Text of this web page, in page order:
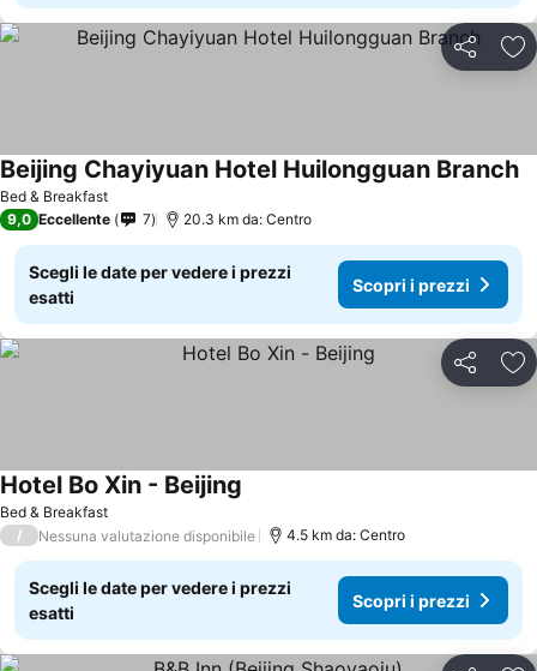
Condividi
Bed & Breakfast
Beijing Chayiyuan Hotel Huilongguan Branch
9,0 Eccellente 7 20.3 km da: Centro
Scegli le date per vedere i prezzi
esatti
Scopri i prezzi
Condividi
Bed & Breakfast
Hotel Bo Xin - Beijing
/ Nessuna valutazione disponibile 4.5 km da: Centro
Scegli le date per vedere i prezzi
esatti
Scopri i prezzi